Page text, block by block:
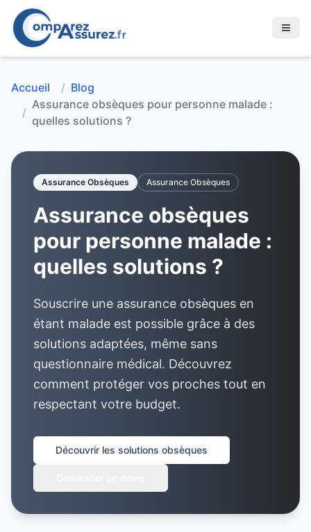
Accueil / Blog
/
Assurance obsèques pour personne malade :
quelles solutions ?
Assurance Obsèques Assurance Obsèques
Assurance obsèques
pour personne malade :
quelles solutions ?
Souscrire une assurance obsèques en
étant malade est possible grâce à des
solutions adaptées, même sans
questionnaire médical. Découvrez
comment protéger vos proches tout en
respectant votre budget.
Découvrir les solutions obsèques